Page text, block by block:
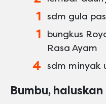
1 sdm gula
1
bungkus
Rasa Ayam
4 sdm minyak
Bumbu, haluskan